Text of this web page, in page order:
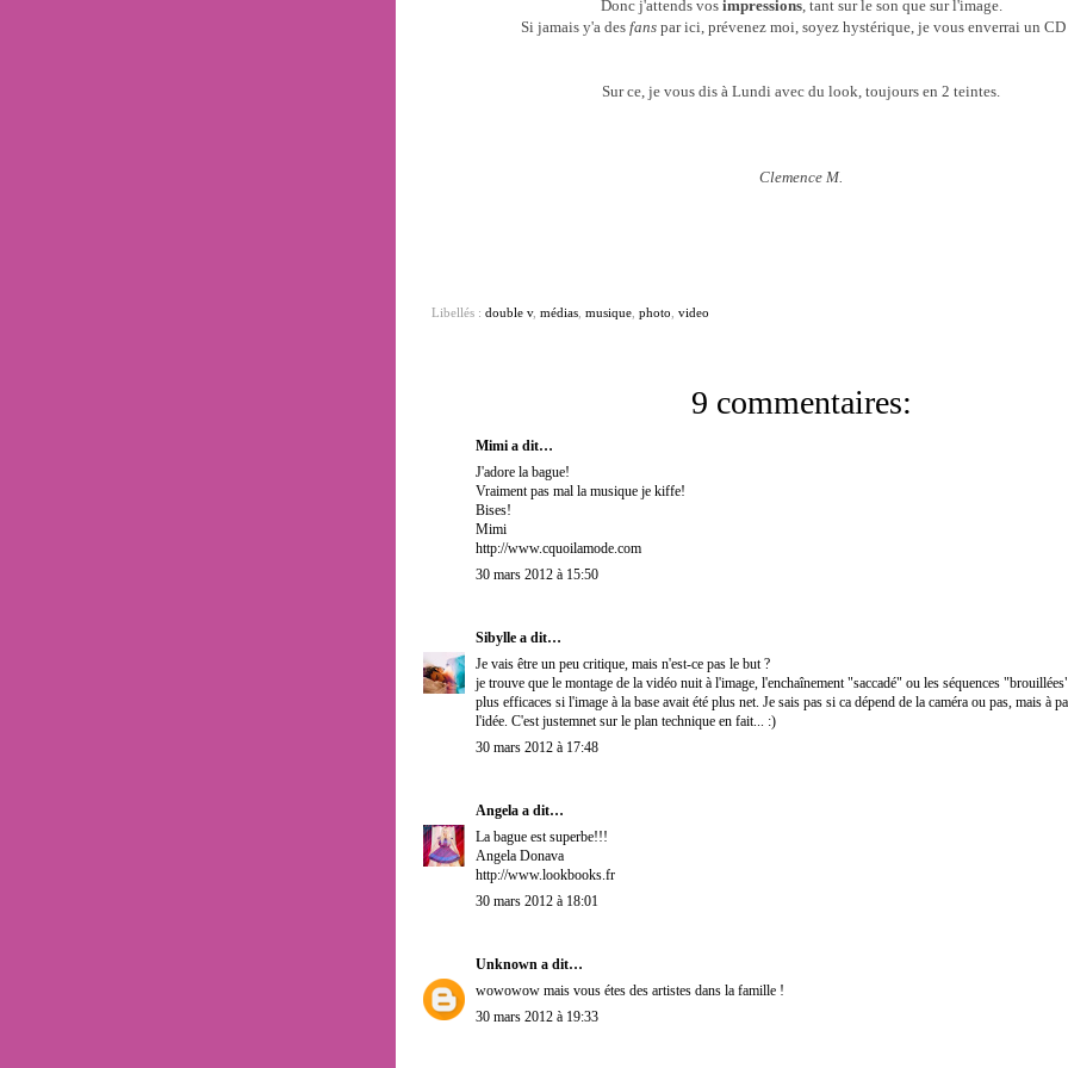
Donc j'attends vos impressions, tant sur le son que sur l'image.
Si jamais y'a des fanspar ici, prévenez moi, soyez hystérique, je vous enverrai un CD
Sur ce, je vous dis à Lundi avec du look, toujours en 2 teintes.
Clemence M.
Libellés : double v, médias musique photo video
9 commentaires:
Mimi a dit…
J'adore la bague!
Vraiment pas mal la musique je kiffe!
Bises!
Mimi
http://www.cquoilamode.com
30 mars 2012 à 15:50
Sibylle a dit…
Je vais être un peu critique, mais n'est-ce pas le but ?
je trouve que le montage de la vidéo nuit à l'image, l'enchaînement "saccadé" ou les séquences
plus efficaces si l'image à la base avait été plus net. Je sais pas si ca dépend de la caméra ou pas, mais à
l'idée. C'est justemnet sur le plan technique en fait... :)
30 mars 2012 à 17:48
Angela a dit…
La bague est superbe!!!
Angela Donava
http://www.lookbooks.fr
30 mars 2012 à 18:01
Unknown a dit…
wowowow mais vous étes des artistes dans la famille !
30 mars 2012 à 19:33